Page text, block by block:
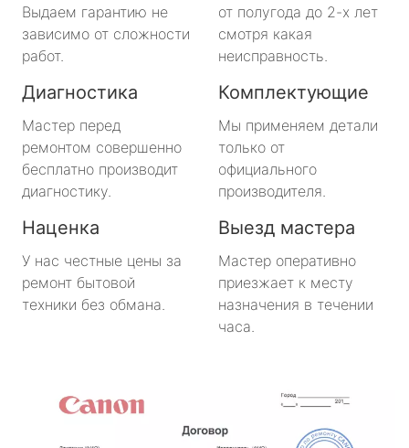
Выдаем гарантию не
зависимо от сложности
работ.
от полугода до 2-х лет
смотря какая
неисправность.
Диагностика
Мастер перед
ремонтом совершенно
бесплатно производит
диагностику.
Комплектующие
Мы применяем детали
только от
официального
производителя.
Наценка
У нас честные цены за
ремонт бытовой
техники без обмана.
Выезд мастера
Мастер оперативно
приезжает к месту
назначения в течении
часа.